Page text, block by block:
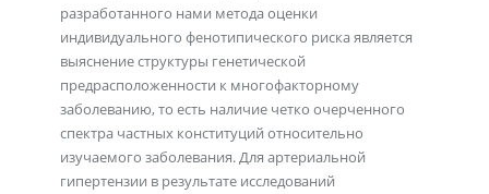
разработанного нами метода оценки
индивидуального фенотипического риска является
выяснение структуры генетической
предрасположенности к многофакторному
заболеванию, то есть наличие четко очерченного
спектра частных конституций относительно
изучаемого заболевания. Для артериальной
гипертензии в результате исследований